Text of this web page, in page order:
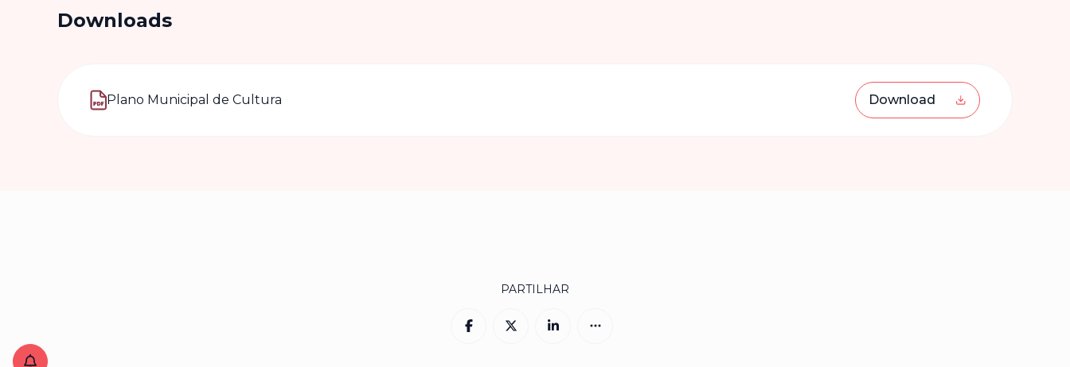
Downloads
Plano Municipal de Cultura Download
(abre num novo separador)
PARTILHAR